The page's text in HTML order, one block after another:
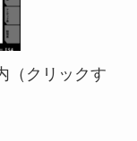
（クリックす